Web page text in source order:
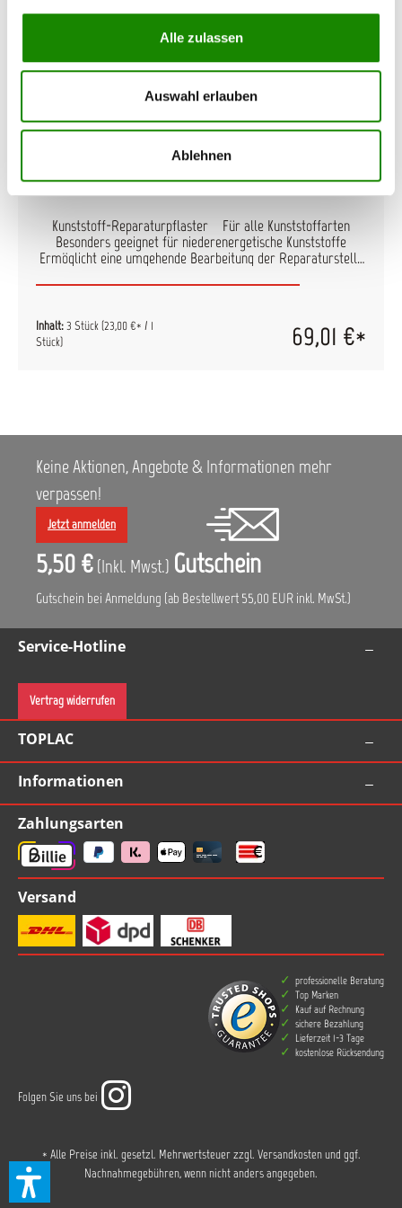
Alle zulassen
Auswahl erlauben
Ablehnen
3M Kunststoff-Reparaturpflaster
Kunststoff-Reparaturpflaster Für alle Kunststoffarten
Besonders geeignet für niederenergetische Kunststoffe
Ermöglicht eine umgehende Bearbeitung der Reparaturstelle
Haftvermittler für Kunststoff-Reparaturpflaster 06396
inkl. 6 Stück Haftvermittler 06396
Inhalt:3 Stück(23,00 €* / 1
Stück)
69,01 €*
Keine Aktionen, Angebote & Informationen mehr
verpassen!
Jetzt anmelden
5,50 € (Inkl. Mwst.) Gutschein
Gutschein bei Anmeldung (ab Bestellwert 55,00 EUR inkl. MwSt.)
Service-Hotline
Vertrag widerrufen
TOPLAC
Informationen
Zahlungsarten
Versand
professionelle Beratung
Top Marken
Kauf auf Rechnung
sichere Bezahlung
Lieferzeit 1-3 Tage
kostenlose Rücksendung
Folgen Sie uns bei
* Alle Preise inkl. gesetzl. Mehrwertsteuer zzgl. Versandkostenund ggf.
Nachnahmegebühren, wenn nicht anders angegeben.